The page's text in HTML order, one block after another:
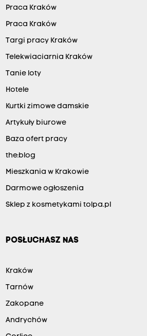
Praca Kraków
Praca Kraków
Targi pracy Kraków
Telekwiaciarnia Kraków
Tanie loty
Hotele
Kurtki zimowe damskie
Artykuły biurowe
Baza ofert pracy
the:blog
Mieszkania w Krakowie
Darmowe ogłoszenia
Sklep z kosmetykami tolpa.pl
POSŁUCHASZ NAS
Kraków
Tarnów
Zakopane
Andrychów